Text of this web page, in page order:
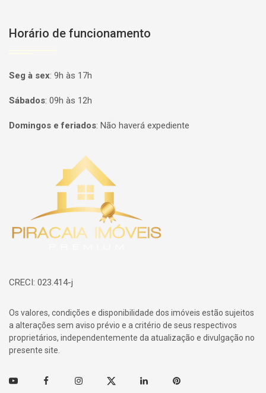
Horário de funcionamento
Seg à sex: 9h às 17h
Sábados: 09h às 12h
Domingos e feriados: Não haverá expediente
Página inicial
CRECI: 023.414-j
Os valores, condições e disponibilidade dos imóveis estão sujeitos
a alterações sem aviso prévio e a critério de seus respectivos
proprietários, independentemente da atualização e divulgação no
presente site.
Youtube FacebookInstagramTwitter Linkedin Pinterest